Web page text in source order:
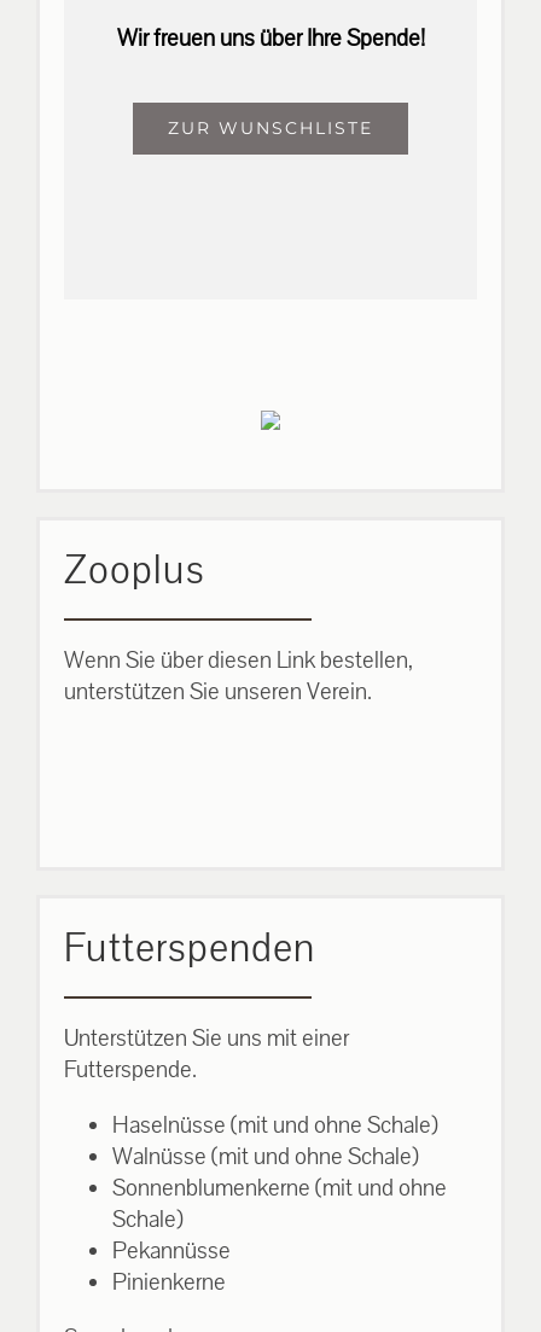
Wir freuen uns über Ihre Spende!
ZUR WUNSCHLISTE
Zooplus
Wenn Sie über diesen Link bestellen,
unterstützen Sie unseren Verein.
Futterspenden
Unterstützen Sie uns mit einer
Futterspende.
Haselnüsse (mit und ohne Schale)
Walnüsse (mit und ohne Schale)
Sonnenblumenkerne (mit und ohne
Schale)
Pekannüsse
Pinienkerne